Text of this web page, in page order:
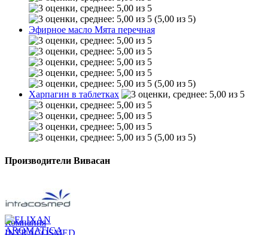
(5,00 из 5)
Эфирное масло Мята перечная
(5,00 из 5)
Харпагин в таблетках
(5,00 из 5)
Производители Вивасан
Компания